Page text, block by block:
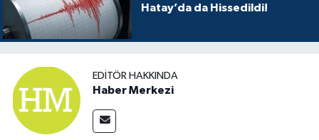
Hatay’da da Hissedildi!
EDITÖR HAKKINDA
Haber Merkezi